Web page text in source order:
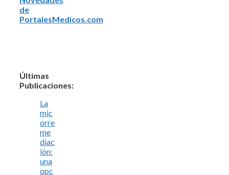
de
PortalesMedicos.com
Últimas
Publicaciones:
La
mic
orre
me
diac
ión:
una
opc